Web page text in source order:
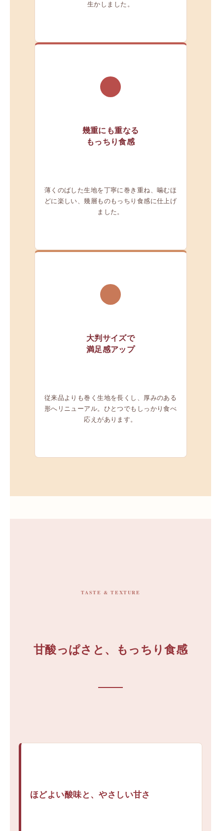
生かしました。
幾重にも重なる
もっちり食感
薄くのばした生地を丁寧に巻き重ね、噛むほ
どに楽しい、幾層ものもっちり食感に仕上げ
ました。
大判サイズで
満足感アップ
従来品よりも巻く生地を長くし、厚みのある
形へリニューアル。ひとつでもしっかり食べ
応えがあります。
TASTE & TEXTURE
甘酸っぱさと、もっちり食感
ほどよい酸味と、やさしい甘さ